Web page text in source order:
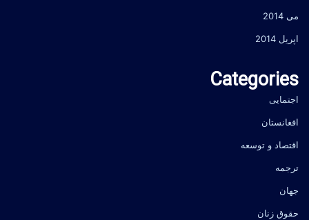
می 2014
اپریل 2014
Categories
اجتمایی
افغانستان
اقتصاد و توسعه
ترجمه
جهان
حقوق زنان